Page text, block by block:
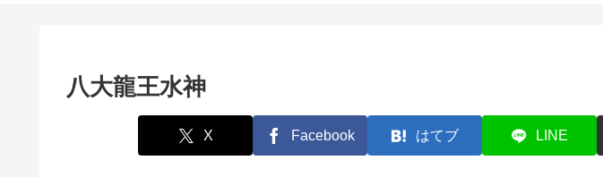
八大龍王水神
X Facebook はてブ LINE